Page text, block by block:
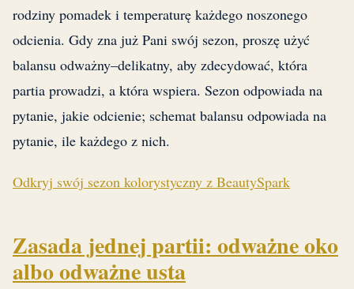
rodziny pomadek i temperaturę każdego noszonego
odcienia. Gdy zna już Pani swój sezon, proszę użyć
balansu odważny–delikatny, aby zdecydować, która
partia prowadzi, a która wspiera. Sezon odpowiada na
pytanie, jakie odcienie; schemat balansu odpowiada na
pytanie, ile każdego z nich.
Odkryj swój sezon kolorystyczny z BeautySpark
Zasada jednej partii: odważne oko
albo odważne usta